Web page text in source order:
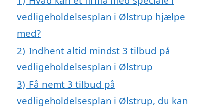
vedligeholdelsesplan i Ølstrup hjælpe
med?
2) Indhent altid mindst 3 tilbud på
vedligeholdelsesplan i Ølstrup
3) Få nemt 3 tilbud på
vedligeholdelsesplan i Ølstrup, du kan